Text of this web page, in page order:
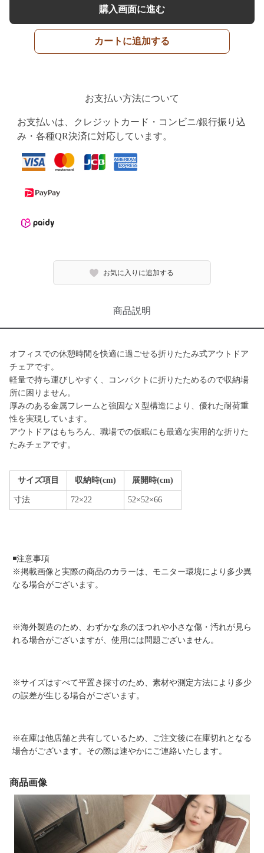
購入画面に進む
カートに追加する
お支払い方法について
お支払いは、クレジットカード・コンビニ/銀行振り込
み・各種QR決済に対応しています。
お気に入りに追加する
商品説明
オフィスでの休憩時間を快適に過ごせる折りたたみ式アウトドア
チェアです。
軽量で持ち運びしやすく、コンパクトに折りたためるので収納場
所に困りません。
厚みのある金属フレームと強固なＸ型構造により、優れた耐荷重
性を実現しています。
アウトドアはもちろん、職場での仮眠にも最適な実用的な折りた
たみチェアです。
サイズ項目 収納時(cm) 展開時(cm)
寸法 72×22 52×52×66
◾️注意事項
※掲載画像と実際の商品のカラーは、モニター環境により多少異
なる場合がございます。
※海外製造のため、わずかな糸のほつれや小さな傷・汚れが見ら
れる場合がございますが、使用には問題ございません。
※サイズはすべて平置き採寸のため、素材や測定方法により多少
の誤差が生じる場合がございます。
※在庫は他店舗と共有しているため、ご注文後に在庫切れとなる
場合がございます。その際は速やかにご連絡いたします。
商品画像